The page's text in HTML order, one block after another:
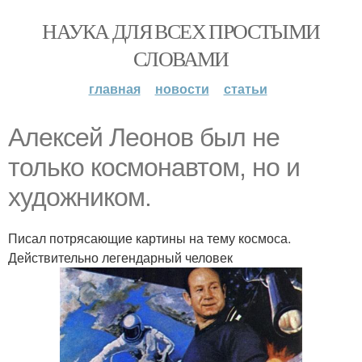
НАУКА ДЛЯ ВСЕХ ПРОСТЫМИ
СЛОВАМИ
главная новости статьи
Алексей Леонов был не
только космонавтом, но и
художником.
Писал потрясающие картины на тему космоса.
Действительно легендарный человек